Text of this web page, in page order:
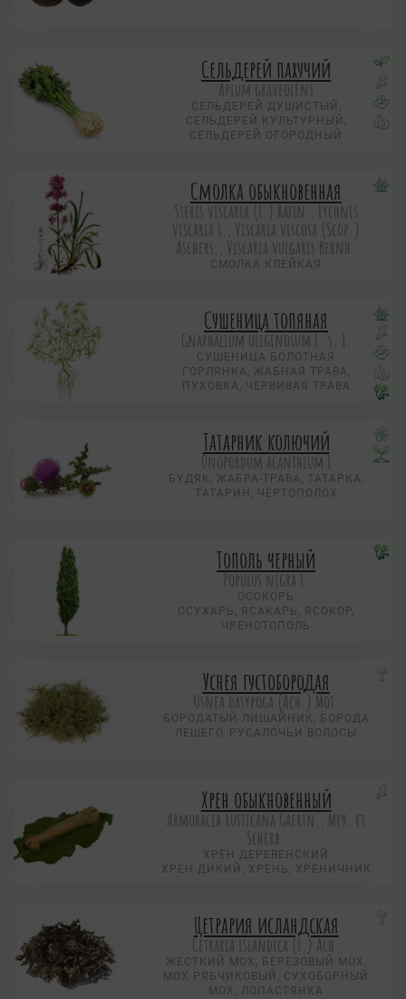
Сельдерей пахучий
Apium graveolens
СЕЛЬДЕРЕЙ ДУШИСТЫЙ,
СЕЛЬДЕРЕЙ КУЛЬТУРНЫЙ,
СЕЛЬДЕРЕЙ ОГОРОДНЫЙ
Смолка обыкновенная
Steris viscaria (L.) Rafin., Lychnis
viscaria L., Viscaria viscosa (Scop.)
Aschers., Viscaria vulgaris Bernh.
СМОЛКА КЛЕЙКАЯ
Сушеница топяная
Gnaphalium uliginosum L. s. I.
СУШЕНИЦА БОЛОТНАЯ
ГОРЛЯНКА, ЖАБНАЯ ТРАВА,
ПУХОВКА, ЧЕРВИВАЯ ТРАВА
Татарник колючий
Onopordum acanthium L
БУДЯК, ЖАБРА-ТРАВА, ТАТАРКА,
ТАТАРИН, ЧЕРТОПОЛОХ
Тополь черный
Populus nigra L.
ОСОКОРЬ
ОСУХАРЬ, ЯСАКАРЬ, ЯСОКОР,
ЧРЕНОТОПОЛЬ
Уснея густобородая
Usnea dasypoga (Ach.) Mot.
БОРОДАТЫЙ ЛИШАЙНИК, БОРОДА
ЛЕШЕГО, РУСАЛОЧЬИ ВОЛОСЫ
Хрен обыкновенный
Armoracia rusticana Gaertn., Меу. et
Scherb.
ХРЕН ДЕРЕВЕНСКИЙ
ХРЕН ДИКИЙ, ХРЕНЬ, ХРЕНИЧНИК
Цетрария исландская
Cetraria islandica (L.) Ach.
ЖЕСТКИЙ МОХ, БЕРЕЗОВЫЙ МОХ,
МОХ РЯБЧИКОВЫЙ, СУХОБОРНЫЙ
МОХ, ЛОПАСТЯНКА